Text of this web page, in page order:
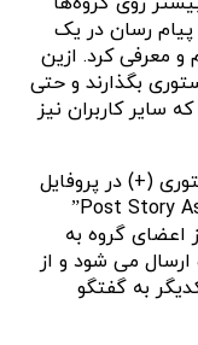
رسان در یک
و معرفی کرد. ازین
بگذارند و حتی
سایر کاربران نیز
(+) در پروفایل
گروه ضربه بزنید یا گروه خود را در بخش”Post Story As”
اعضای گروه به
می شود و از
به گفتگو